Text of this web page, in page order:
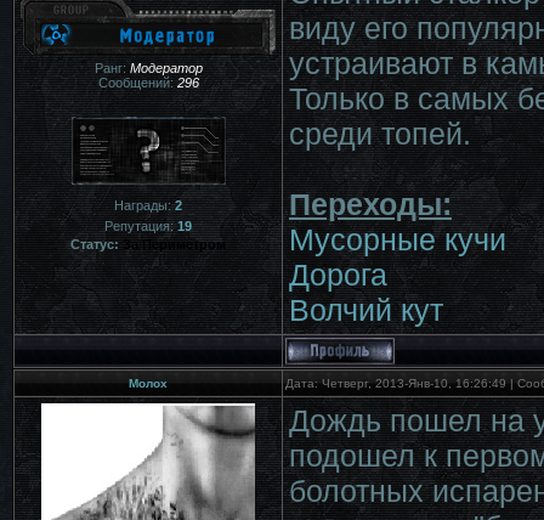
Ранг: Модератор
Сообщений:296
Награды:2
Репутация:19
Статус: За Периметром
виду его
устраивают в
Только в самых
среди топей.
Переходы:
Мусорные кучи
Дорога
Волчий кут
Молох Дата: Четверг, 2013-Янв-10, 16:26:49 |
Дождь пошел на
подошел к
болотных